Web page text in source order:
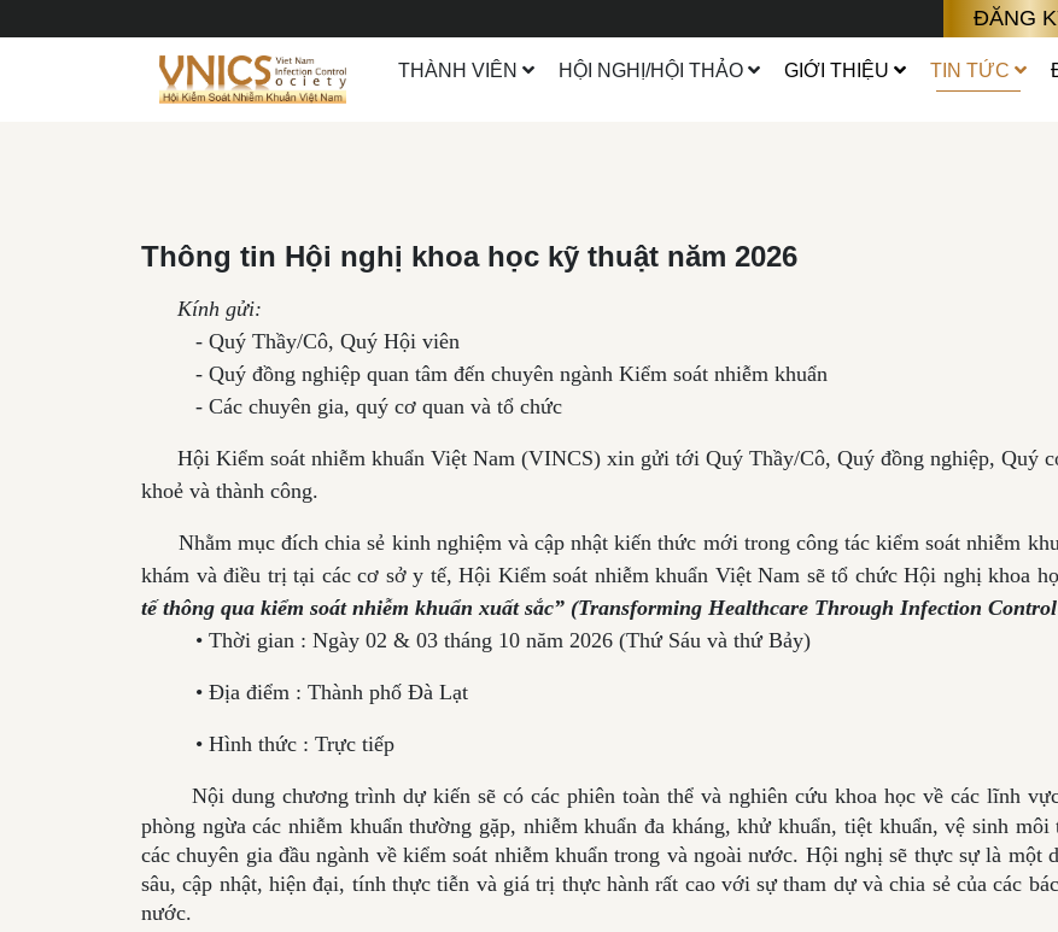
ĐĂNG
THÀNH VIÊN HỘI NGHỊ/HỘI THẢO GIỚI THIỆU TIN TỨC
Thông tin Hội nghị khoa học kỹ thuật năm 2026
Kính gửi:
- Quý Thầy/Cô, Quý Hội viên
- Quý đồng nghiệp quan tâm đến chuyên ngành Kiểm soát nhiễm khuẩn
- Các chuyên gia, quý cơ quan và tổ chức
Hội Kiểm soát nhiễm khuẩn Việt Nam (VINCS) xin gửi tới Quý Thầy/Cô, Quý đồng nghiệp, Quý
khoẻ và thành công.
Nhằm mục đích chia sẻ kinh nghiệm và cập nhật kiến thức mới trong công tác kiểm soát nhiễm
khám và điều trị tại các cơ sở y tế, Hội Kiểm soát nhiễm khuẩn Việt Nam sẽ tổ chức Hội nghị khoa
tế thông qua kiểm soát nhiễm khuẩn xuất sắc” (Transforming Healthcare Through Infection
• Thời gian : Ngày 02 & 03 tháng 10 năm 2026 (Thứ Sáu và thứ Bảy)
• Địa điểm : Thành phố Đà Lạt
• Hình thức : Trực tiếp
Nội dung chương trình dự kiến sẽ có các phiên toàn thể và nghiên cứu khoa học về các lĩnh
phòng ngừa các nhiễm khuẩn thường gặp, nhiễm khuẩn đa kháng, khử khuẩn, tiệt khuẩn, vệ sinh
các chuyên gia đầu ngành về kiểm soát nhiễm khuẩn trong và ngoài nước. Hội nghị sẽ thực sự là một
sâu, cập nhật, hiện đại, tính thực tiễn và giá trị thực hành rất cao với sự tham dự và chia sẻ của các
nước.
Dành cho cá nhân
HỘI NGHỊ/HỘI THẢO 2024